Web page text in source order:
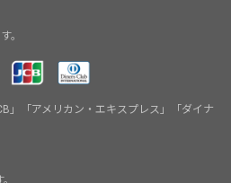
。
」「アメリカン・エキスプレス」「ダイナ